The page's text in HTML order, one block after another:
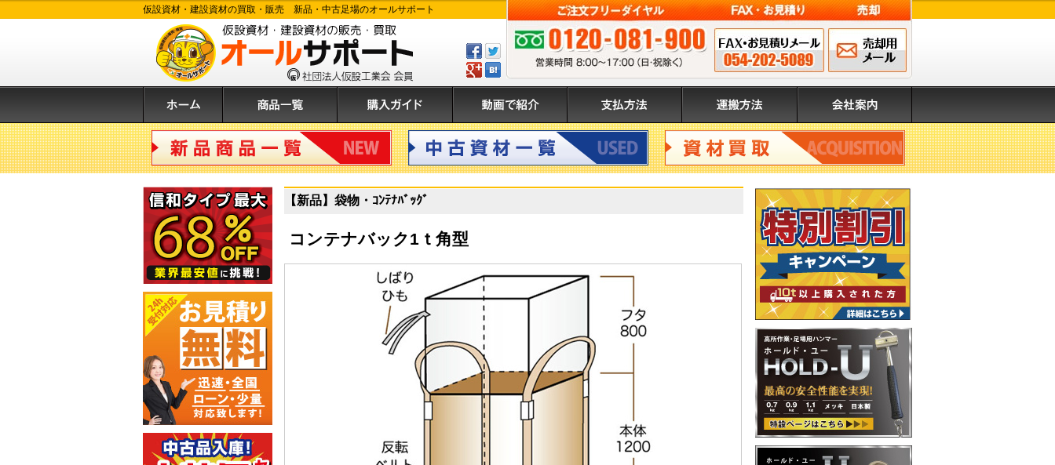
仮設資材・建設資材の買取・販売 新品・中古足場のオールサポート
Facebook
で
す
る
ツ
イ
ー
る
GPlus
は
て
ぶ
登
録
ご注文フリーダイヤル:0120-081-900 営業時間 8:00～17:00（日・祝除く）
FAX申込み 054-202-
5089
メールでのお問
い合わせ
ホーム 商品一覧 購入ガイド 動画で紹介 支払方法 運搬方法 会社案内
新品商品 中古資材 資材買取
【新品】袋物・ｺﾝﾃﾅﾊﾞｯｸﾞ
コンテナバック1ｔ角型